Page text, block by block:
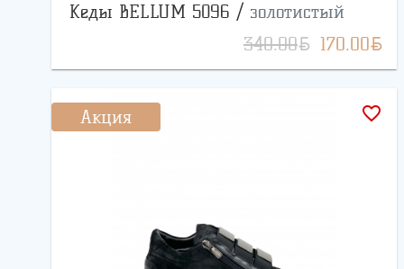
Кеды BELLUM 5096 / золотистый
340.00BYN 170.00BYN
Акция favorite_border